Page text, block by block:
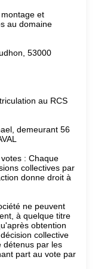
et
au domaine
53000
au RCS
demeurant 56
: Chaque
collectives par
donne droit à
ne peuvent
à quelque titre
obtention
collective
détenus par les
part au vote par